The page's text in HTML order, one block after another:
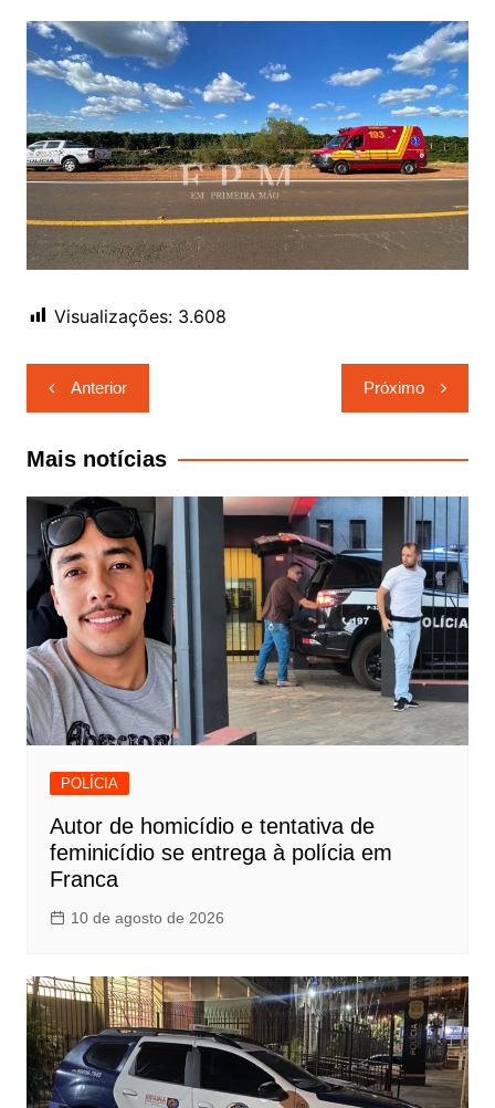
Visualizações: 3.608
Navegação
de
Post
Anterior Próximo
Mais notícias
POLÍCIA
Autor de homicídio e tentativa de
feminicídio se entrega à polícia em
Franca
10 de agosto de 2026